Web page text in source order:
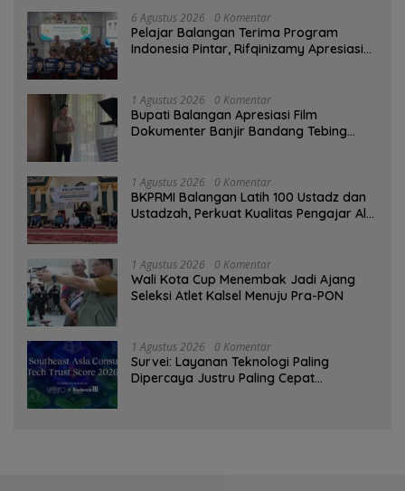
6 Agustus 2026 0 Komentar
Pelajar Balangan Terima Program
Indonesia Pintar, Rifqinizamy Apresiasi
1 Agustus 2026 0 Komentar
Bupati Balangan Apresiasi Film
Dokumenter Banjir Bandang Tebing
1 Agustus 2026 0 Komentar
BKPRMI Balangan Latih 100 Ustadz dan
Ustadzah, Perkuat Kualitas Pengajar Al-
1 Agustus 2026 0 Komentar
Wali Kota Cup Menembak Jadi Ajang
Seleksi Atlet Kalsel Menuju Pra-PON
1 Agustus 2026 0 Komentar
Survei: Layanan Teknologi Paling
Dipercaya Justru Paling Cepat